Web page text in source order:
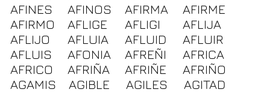
AFINES
AFINOS AFIRMA
AFIRME
AFIRMO
AFLIGE AFLIGI
AFLIJA
AFLIJO
AFLUIA AFLUID
AFLUIR
AFLUIS
AFONIA AFREÑI
AFRICA
AFRICO
AFRIÑA AFRIÑE
AFRIÑO
AGAMIS
AGIBLE AGILES
AGITAD